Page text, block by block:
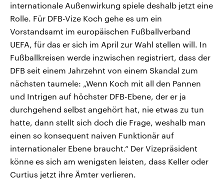
internationale Außenwirkung spiele deshalb jetzt eine
Rolle. Für DFB-Vize Koch gehe es um ein
Vorstandsamt im europäischen Fußballverband
UEFA, für das er sich im April zur Wahl stellen will. In
Fußballkreisen werde inzwischen registriert, dass der
DFB seit einem Jahrzehnt von einem Skandal zum
nächsten taumele: „Wenn Koch mit all den Pannen
und Intrigen auf höchster DFB-Ebene, der er ja
durchgehend selbst angehört hat, nie etwas zu tun
hatte, dann stellt sich doch die Frage, weshalb man
einen so konsequent naiven Funktionär auf
internationaler Ebene braucht.“ Der Vizepräsident
könne es sich am wenigsten leisten, dass Keller oder
Curtius jetzt ihre Ämter verlieren.